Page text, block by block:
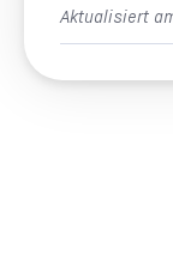
Aktualisiert